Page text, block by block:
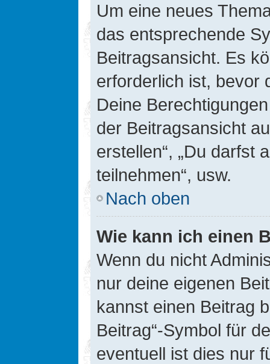
Um eine neues
das entsprechende
Beitragsansicht. Es
erforderlich ist, bevor
Deine
der Beitragsansicht
erstellen“, „Du darfst
teilnehmen“, usw.
Nach oben
Wie kann ich einen
Wenn du nicht
nur deine eigenen
kannst einen Beitrag
Beitrag“-Symbol für
eventuell ist dies nur